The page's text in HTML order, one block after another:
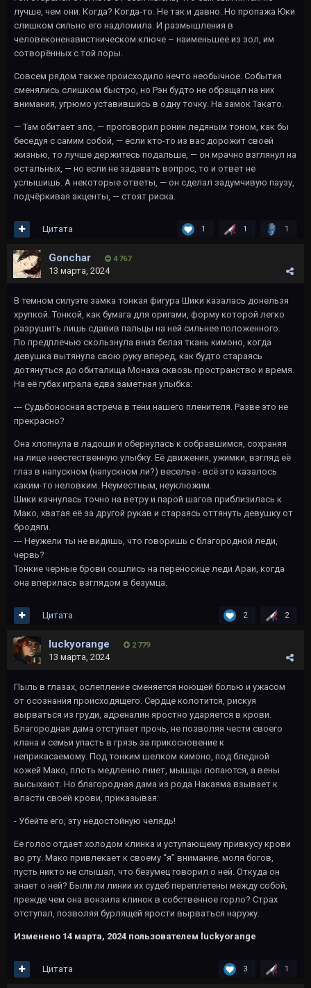
лучше, чем они. Когда? Когда-то. Не так и давно. Но пропажа Юки
слишком сильно его надломила. И размышления в
человеконенавистническом ключе – наименьшее из зол, им
сотворённых с той поры.
Совсем рядом также происходило нечто необычное. События
сменялись слишком быстро, но Рэн будто не обращал на них
внимания, угрюмо уставившись в одну точку. На замок Такато.
— Там обитает зло, — проговорил ронин ледяным тоном, как бы
беседуя с самим собой, — если кто-то из вас дорожит своей
жизнью, то лучше держитесь подальше, — он мрачно взглянул на
остальных, — но если не задавать вопрос, то и ответ не
услышишь. А некоторые ответы, — он сделал задумчивую паузу,
подчёркивая акценты, — стоят риска.
1 1 1
Цитата
Gonchar 4 767
13 марта, 2024
В темном силуэте замка тонкая фигура Шики казалась донельзя
хрупкой. Тонкой, как бумага для оригами, форму которой легко
разрушить лишь сдавив пальцы на ней сильнее положенного.
По предплечью скользнула вниз белая ткань кимоно, когда
девушка вытянула свою руку вперед, как будто стараясь
дотянуться до обиталища Монаха сквозь пространство и время.
На её губах играла едва заметная улыбка:
--- Судьбоносная встреча в тени нашего пленителя. Разве это не
прекрасно?
Она хлопнула в ладоши и обернулась к собравшимся, сохраняя
на лице неестественную улыбку. Её движения, ужимки, взгляд её
глаз в напускном (напускном ли?) веселье - всё это казалось
каким-то неловким. Неуместным, неуклюжим.
Шики качнулась точно на ветру и парой шагов приблизилась к
Мако, хватая её за другой рукав и стараясь оттянуть девушку от
бродяги.
--- Неужели ты не видишь, что говоришь с благородной леди,
червь?
Тонкие черные брови сошлись на переносице леди Араи, когда
она вперилась взглядом в безумца.
2 2
Цитата
luckyorange 2 779
13 марта, 2024
Пыль в глазах, ослепление сменяется ноющей болью и ужасом
от осознания происходящего. Сердце колотится, рискуя
вырваться из груди, адреналин яростно ударяется в крови.
Благородная дама отступает прочь, не позволяя чести своего
клана и семьи упасть в грязь за прикосновение к
неприкасаемому. Под тонким шелком кимоно, под бледной
кожей Мако, плоть медленно гниет, мышцы лопаются, а вены
высыхают. Но благородная дама из рода Накаяма взывает к
власти своей крови, приказывая:
- Убейте его, эту недостойную челядь!
Ее голос отдает холодом клинка и уступающему привкусу крови
во рту. Мако привлекает к своему “я” внимание, моля богов,
пусть никто не слышал, что безумец говорил о ней. Откуда он
знает о ней? Были ли линии их судеб переплетены между собой,
прежде чем она вонзила клинок в собственное горло? Страх
отступал, позволяя бурлящей ярости вырваться наружу.
Изменено 14 марта, 2024 пользователем luckyorange
3 1
Цитата